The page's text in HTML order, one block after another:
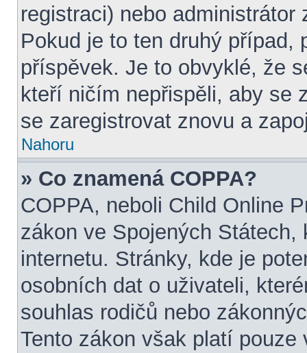
registraci) nebo
Pokud je to ten druhý případ,
příspěvek. Je to obvyklé, že
kteří ničím nepřispěli, aby se
se zaregistrovat znovu a
Nahoru
» Co znamená COPPA?
COPPA, neboli Child Online
zákon ve Spojených
internetu. Stránky, kde je
osobních dat o uživateli,
souhlas rodičů nebo
Tento zákon však platí